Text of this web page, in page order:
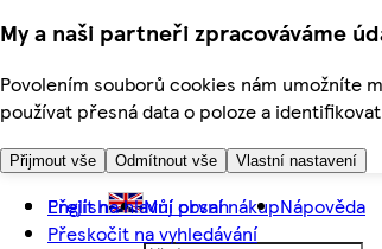
My a naši partneři zpracováváme
Povolením souborů cookies nám umožníte
používat přesná data o poloze a
Přijmout vše Odmítnout vše Vlastní nastavení
Přejít na hlavní obsah
Přeskočit na vyhledávání
English Můj první nákupNápověda